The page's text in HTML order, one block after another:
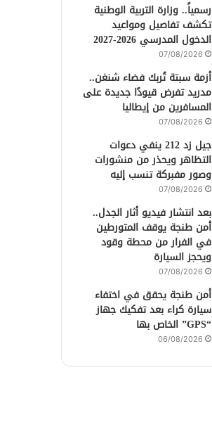
رسمياً.. وزارة التربية الوطنية
تكشف تفاصيل ومواعيد
الدخول المدرسي 2026-2027
07/08/2026
أزمة سبتة تُربك فضاء شنغن..
مدريد تفرض قيودًا جديدة على
المسافرين من إيطاليا
07/08/2026
جيل زد 212 ينفي دعوات
التظاهر ويحذر من منشورات
وصور مفبركة تنسب إليه
07/08/2026
بعد انتشار فيديو أثار الجدل..
أمن طنجة يوقف المتورطين
في الفرار من محطة وقود
ويحجز السيارة
07/08/2026
أمن طنجة يحقق في اختفاء
سيارة كراء بعد تفكيك جهاز
“GPS” الخاص بها
06/08/2026